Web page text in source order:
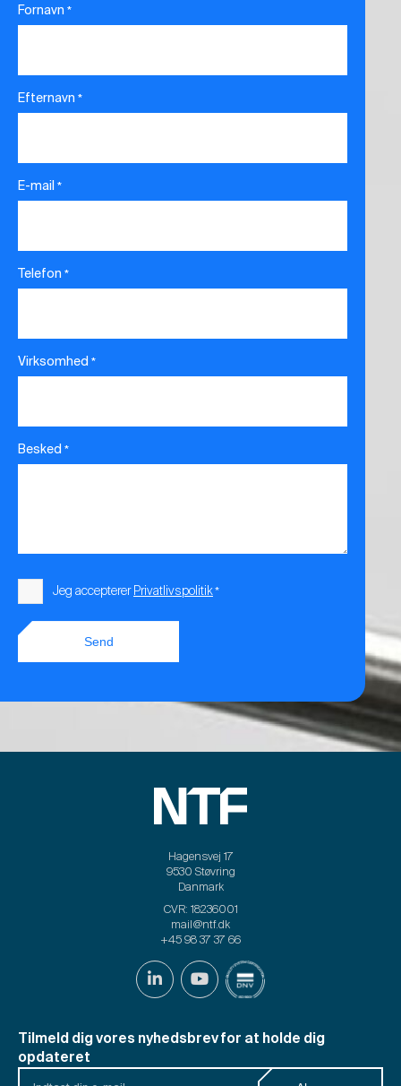
Fornavn *
Efternavn *
E-mail *
Telefon *
Virksomhed *
Besked *
Samtykke
*
Jeg acceptererPrivatlivspolitik*
Send
Hagensvej 17
9530 Støvring
Danmark
CVR: 18236001
mail@ntf.dk
+45 98 37 37 66
Tilmeld dig vores nyhedsbrev for at holde dig
opdateret
Indtast